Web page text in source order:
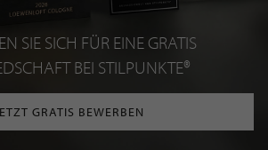
SIE SICH FÜR EINE GRATIS
BEI STILPUNKTE®
GRATIS BEWERBEN